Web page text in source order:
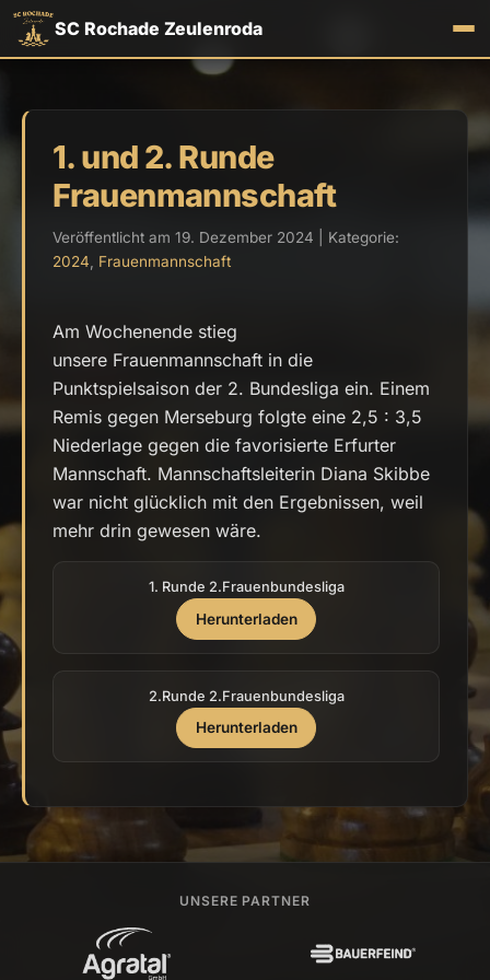
SC Rochade Zeulenroda
1. und 2. Runde
Frauenmannschaft
Veröffentlicht am 19. Dezember 2024 | Kategorie:
2024
Frauenmannschaft
Am Wochenende stieg
unsere Frauenmannschaft in die
Punktspielsaison der 2. Bundesliga ein. Einem
Remis gegen Merseburg folgte eine 2,5 : 3,5
Niederlage gegen die favorisierte Erfurter
Mannschaft. Mannschaftsleiterin Diana Skibbe
war nicht glücklich mit den Ergebnissen, weil
mehr drin gewesen wäre.
1. Runde 2.Frauenbundesliga
Herunterladen
2.Runde 2.Frauenbundesliga
Herunterladen
UNSERE PARTNER